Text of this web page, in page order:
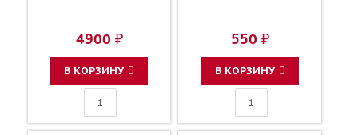
4900 ₽
В КОРЗИНУ
550 ₽
В КОРЗИНУ